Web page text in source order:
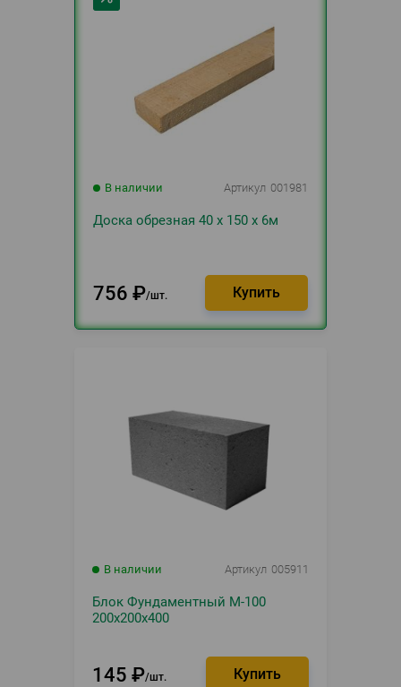
В наличии Артикул 001981
Доска обрезная 40 х 150 х 6м
756 ₽ шт.
В наличии Артикул 005911
Блок Фундаментный М-100
200х200х400
145 ₽ шт.